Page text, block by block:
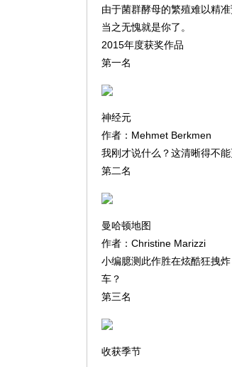
由于菌群酵母的繁殖难以精
当之无愧就是你了。
2015年度获奖作品
第一名
神经元
作者：Mehmet Berkmen
我刚才说什么？这清晰得不
第二名
曼哈顿地图
作者：Christine Marizzi
小编臆测此作胜在炫酷狂拽
车？
第三名
收获季节